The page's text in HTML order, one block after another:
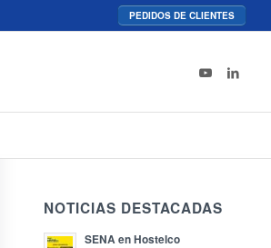
PEDIDOS DE CLIENTES
NOTICIAS DESTACADAS
SENA en Hostelco